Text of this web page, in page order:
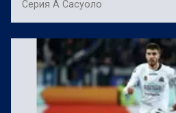
Серия А Сасуоло